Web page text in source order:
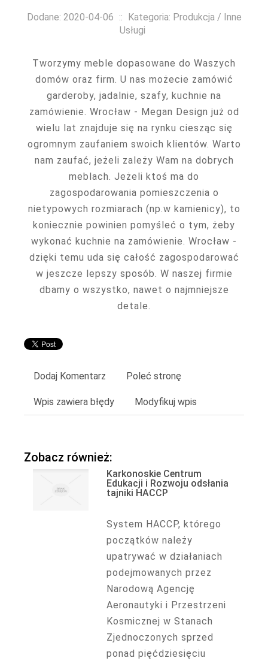
Dodane: 2020-04-06 :: Kategoria: Produkcja / Inne
Usługi
Tworzymy meble dopasowane do Waszych
domów oraz firm. U nas możecie zamówić
garderoby, jadalnie, szafy, kuchnie na
zamówienie. Wrocław - Megan Design już od
wielu lat znajduje się na rynku ciesząc się
ogromnym zaufaniem swoich klientów. Warto
nam zaufać, jeżeli zależy Wam na dobrych
meblach. Jeżeli ktoś ma do
zagospodarowania pomieszczenia o
nietypowych rozmiarach (np.w kamienicy), to
koniecznie powinien pomyśleć o tym, żeby
wykonać kuchnie na zamówienie. Wrocław -
dzięki temu uda się całość zagospodarować
w jeszcze lepszy sposób. W naszej firmie
dbamy o wszystko, nawet o najmniejsze
detale.
Dodaj Komentarz Poleć stronę
Wpis zawiera błędy Modyfikuj wpis
Zobacz również:
Karkonoskie Centrum
Edukacji i Rozwoju odsłania
tajniki HACCP
System HACCP, którego
początków należy
upatrywać w działaniach
podejmowanych przez
Narodową Agencję
Aeronautyki i Przestrzeni
Kosmicznej w Stanach
Zjednoczonych sprzed
ponad pięćdziesięciu